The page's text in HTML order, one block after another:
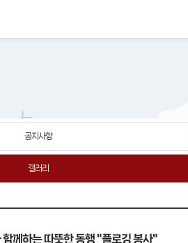
공지사항
갤러리
께하는 따뜻한 동행 "플로깅 봉사"